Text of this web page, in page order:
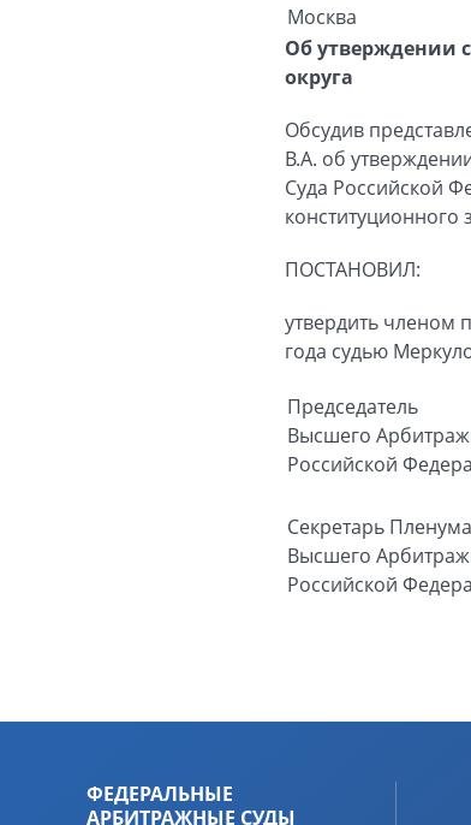
Москва
Об утверждении
округа
Обсудив
В.А. об
Суда Российской
конституционного
ПОСТАНОВИЛ:
утвердить членом
года судью
Председатель
Высшего
Российской
Секретарь Пленума
Высшего
Российской
ФЕДЕРАЛЬНЫЕ
АРБИТРАЖНЫЕ СУДЫ